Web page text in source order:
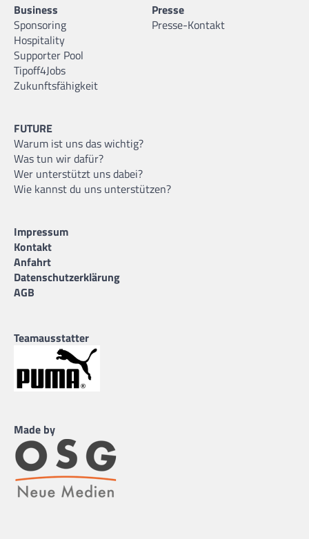
Business
Sponsoring
Hospitality
Supporter Pool
Tipoff4Jobs
Zukunftsfähigkeit
Presse
Presse-Kontakt
FUTURE
Warum ist uns das wichtig?
Was tun wir dafür?
Wer unterstützt uns dabei?
Wie kannst du uns unterstützen?
Impressum
Kontakt
Anfahrt
Datenschutzerklärung
AGB
Teamausstatter
Made by